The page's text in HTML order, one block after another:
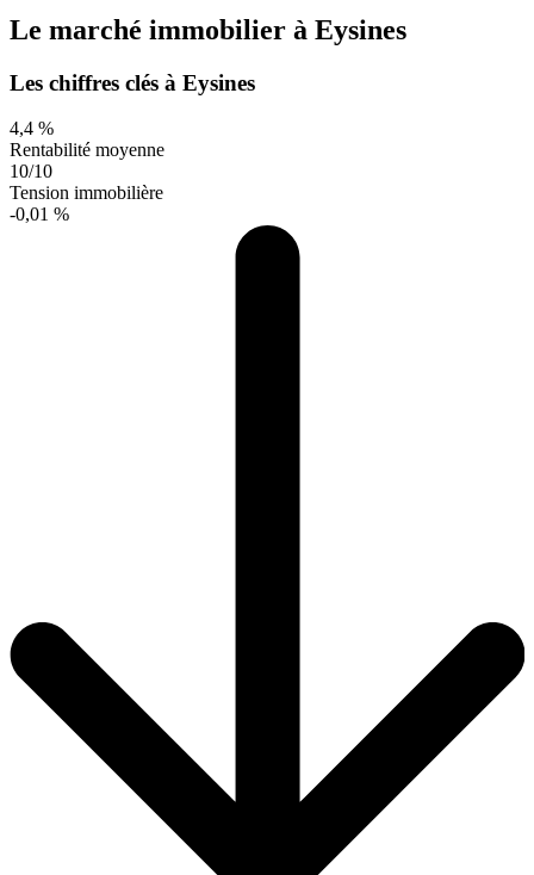
Le marché immobilier à Eysines
Les chiffres clés à Eysines
4,4 %
Rentabilité moyenne
10/10
Tension immobilière
-0,01 %